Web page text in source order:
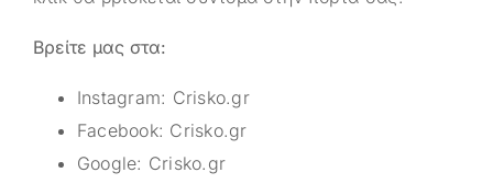
Βρείτε μας στα:
Instagram: Crisko.gr
Facebook: Crisko.gr
Google: Crisko.gr